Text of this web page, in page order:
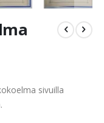
sivuilla